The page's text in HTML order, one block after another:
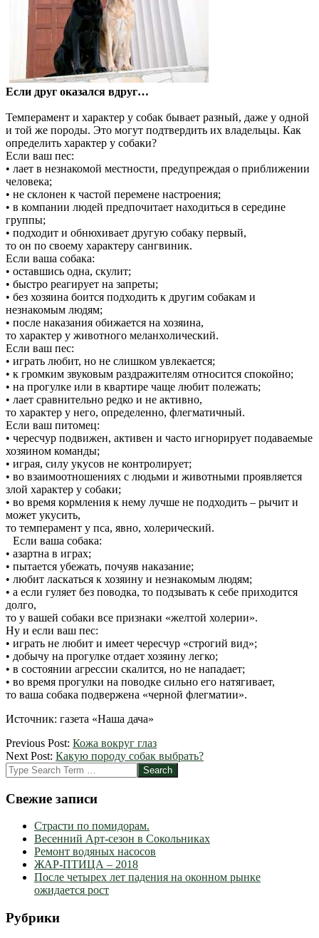
Если друг оказался вдруг…
Темперамент и характер у собак бывает разный, даже у одной
и той же породы. Это могут подтвердить их владельцы. Как
определить характер у собаки?
Если ваш пес:
• лает в незнакомой местности, предупреждая о приближении
человека;
• не склонен к частой перемене настроения;
• в компании людей предпочитает находиться в середине
группы;
• подходит и обнюхивает другую собаку первый,
то он по своему характеру сангвиник.
Если ваша собака:
• оставшись одна, скулит;
• быстро реагирует на запреты;
• без хозяина боится подходить к другим собакам и
незнакомым людям;
• после наказания обижается на хозяина,
то характер у животного меланхолический.
Если ваш пес:
• играть любит, но не слишком увлекается;
• к громким звуковым раздражителям относится спокойно;
• на прогулке или в квартире чаще любит полежать;
• лает сравнительно редко и не активно,
то характер у него, определенно, флегматичный.
Если ваш питомец:
• чересчур подвижен, активен и часто игнорирует подаваемые
хозяином команды;
• играя, силу укусов не контролирует;
• во взаимоотношениях с людьми и животными проявляется
злой характер у собаки;
• во время кормления к нему лучше не подходить – рычит и
может укусить,
то темперамент у пса, явно, холерический.
Если ваша собака:
• азартна в играх;
• пытается убежать, почуяв наказание;
• любит ласкаться к хозяину и незнакомым людям;
• а если гуляет без поводка, то подзывать к себе приходится
долго,
то у вашей собаки все признаки «желтой холерии».
Ну и если ваш пес:
• играть не любит и имеет чересчур «строгий вид»;
• добычу на прогулке отдает хозяину легко;
• в состоянии агрессии скалится, но не нападает;
• во время прогулки на поводке сильно его натягивает,
то ваша собака подвержена «черной флегматии».
Источник: газета «Наша дача»
2012-
09-
18
Previous Post: Кожа вокруг глаз
Next Post: Какую породу собак выбрать?
Search
Свежие записи
Страсти по помидорам.
Весенний Арт-сезон в Сокольниках
Ремонт водяных насосов
ЖАР-ПТИЦА – 2018
После четырех лет падения на оконном рынке
ожидается рост
Рубрики